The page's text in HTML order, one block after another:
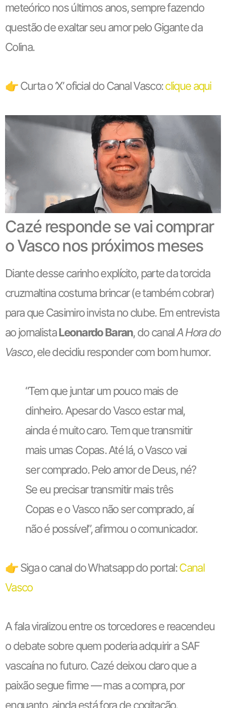
meteórico nos últimos anos, sempre fazendo
questão de exaltar seu amor pelo Gigante da
Colina.
👉 Curta o ‘X’ oficial do Canal Vasco:clique aqui
Cazé responde se vai comprar
o Vasco nos próximos meses
Diante desse carinho explícito, parte da torcida
cruzmaltina costuma brincar (e também cobrar)
para que Casimiro invista no clube. Em entrevista
ao jornalistaLeonardo Baran, do canalA Hora do
Vasco, ele decidiu responder com bom humor.
“Tem que juntar um pouco mais de
dinheiro. Apesar do Vasco estar mal,
ainda é muito caro. Tem que transmitir
mais umas Copas. Até lá, o Vasco vai
ser comprado. Pelo amor de Deus, né?
Se eu precisar transmitir mais três
Copas e o Vasco não ser comprado, aí
não é possível”, afirmou o comunicador.
👉 Siga o canal do Whatsapp do portal:Canal
Vasco
A fala viralizou entre os torcedores e reacendeu
o debate sobre quem poderia adquirir a SAF
vascaína no futuro. Cazé deixou claro que a
paixão segue firme — mas a compra, por
enquanto, ainda está fora de cogitação.